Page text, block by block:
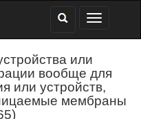
или
вообще для
или устройств,
мембраны